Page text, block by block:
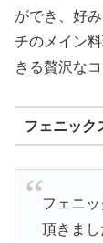
ができ、好
チのメイン
きる贅沢な
フェニック
フェニ
頂きま